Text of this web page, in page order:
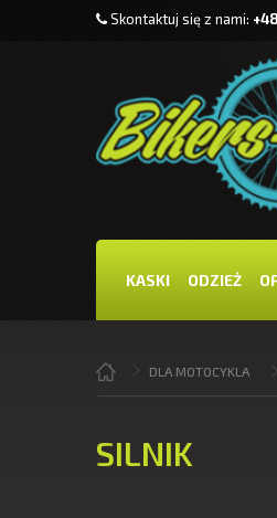
Skontaktuj się z nami:
KASKI ODZIEŻ
DLA MOTOCYKLA
SILNIK